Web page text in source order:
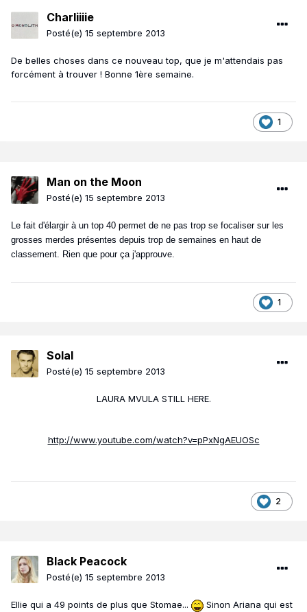
Charliiiie
Posté(e) 15 septembre 2013
De belles choses dans ce nouveau top, que je m'attendais pas
forcément à trouver ! Bonne 1ère semaine.
1
Man on the Moon
Posté(e) 15 septembre 2013
Le fait d'élargir à un top 40 permet de ne pas trop se focaliser sur les
grosses merdes présentes depuis trop de semaines en haut de
classement. Rien que pour ça j'approuve.
1
Solal
Posté(e) 15 septembre 2013
LAURA MVULA STILL HERE.
http://www.youtube.com/watch?v=pPxNgAEUOSc
2
Black Peacock
Posté(e) 15 septembre 2013
Ellie qui a 49 points de plus que Stomae...
Sinon Ariana qui est